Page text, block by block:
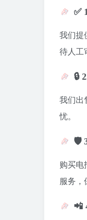
✅
我们提
待人工
🔒
我们出
忧。
🛡️
购买电
服务，
📲